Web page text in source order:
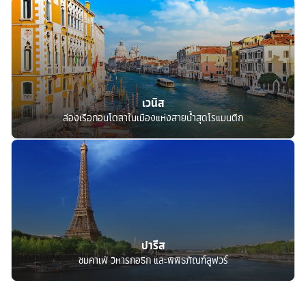
เวนิส
ล่องเรือกอนโดลาในเมืองแห่งสายน้ำสุดโรแมนติก
ปารีส
ชมคาเฟ่ วิหารกอธิก และพิพิธภัณฑ์ลูฟวร์